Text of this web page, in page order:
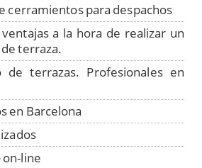
cerramientos para despachos
a la hora de realizar un
terraza.
de terrazas. Profesionales en
en Barcelona
line